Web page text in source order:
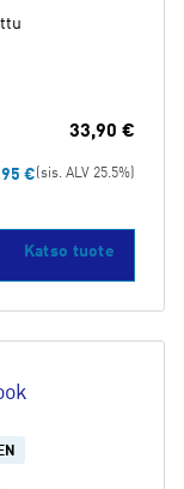
33,90 €
€ (sis. ALV 25.5%)
Katso tuote